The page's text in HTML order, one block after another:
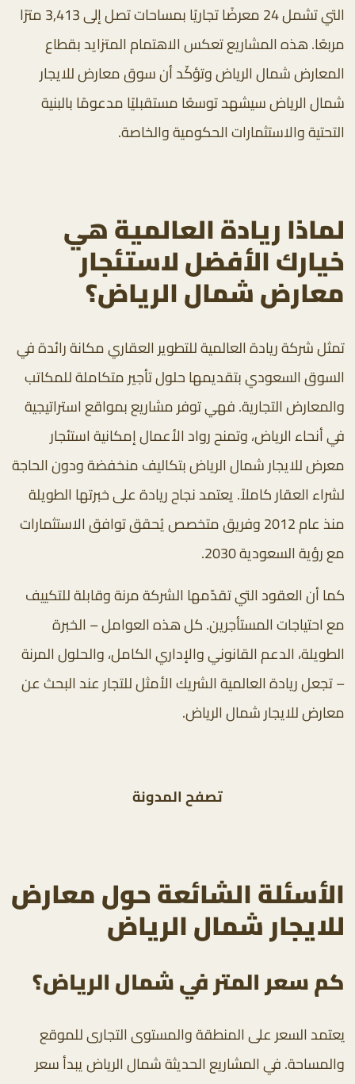
التي تشمل 24 معرضًا تجاريًا بمساحات تصل إلى 3,413 مترًا
مربعًا. هذه المشاريع تعكس الاهتمام المتزايد بقطاع
المعارض شمال الرياض وتؤكّد أن سوق معارض للايجار
شمال الرياض سيشهد توسعًا مستقبليًا مدعومًا بالبنية
التحتية والاستثمارات الحكومية والخاصة.
لماذا ريادة العالمية هي
خيارك الأفضل لاستئجار
معارض شمال الرياض؟
تمثل شركة ريادة العالمية للتطوير العقاري مكانة رائدة في
السوق السعودي بتقديمها حلول تأجير متكاملة للمكاتب
والمعارض التجارية. فهي توفر مشاريع بمواقع استراتيجية
في أنحاء الرياض، وتمنح رواد الأعمال إمكانية استئجار
معرض للايجار شمال الرياض بتكاليف منخفضة ودون الحاجة
لشراء العقار كاملاً. يعتمد نجاح ريادة على خبرتها الطويلة
منذ عام 2012 وفريق متخصص يُحقق توافق الاستثمارات
مع رؤية السعودية 2030.
كما أن العقود التي تقدّمها الشركة مرنة وقابلة للتكييف
مع احتياجات المستأجرين. كل هذه العوامل – الخبرة
الطويلة، الدعم القانوني والإداري الكامل، والحلول المرنة
– تجعل ريادة العالمية الشريك الأمثل للتجار عند البحث عن
معارض للايجار شمال الرياض.
تصفحالمدونة
الأسئلة الشائعة حول معارض
للايجار شمال الرياض
كم سعر المتر في شمال الرياض؟
يعتمد السعر على المنطقة والمستوى التجارى للموقع
والمساحة. في المشاريع الحديثة شمال الرياض يبدأ سعر